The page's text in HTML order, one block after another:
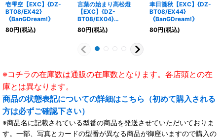
壱雫空【EXC】{DZ-
BT08/EX42}
《BanGDream!》
80円(税込)
言葉の始まり高松燈
【EXC】{DZ-
BT08/EX04}
《BanGDream!》
80円(税込)
聿日箋秋【EXC】{DZ-
BT08/EX44}
《BanGDream!》
80円(税込)
※コチラの在庫数は通販の在庫数となります。各店頭との在
庫とは異なります。
商品の状態表記についての詳細はこちら（初めて購入される
方は必ずご確認下さい）
※商品名に記載されている型番の商品を発送させていただいておりま
す。一部、写真とカードの型番が異なる商品が御座いますので購入の